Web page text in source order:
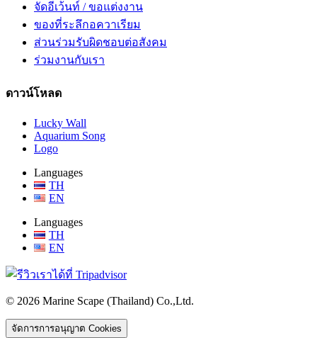
จัดอีเว้นท์ / ขอแต่งงาน
ของที่ระลึกอควาเรียม
ส่วนร่วมรับผิดชอบต่อสังคม
ร่วมงานกับเรา
ดาวน์โหลด
Lucky Wall
Aquarium Song
Logo
Languages
TH
EN
Languages
TH
EN
© 2026 Marine Scape (Thailand) Co.,Ltd.
จัดการการอนุญาต Cookies